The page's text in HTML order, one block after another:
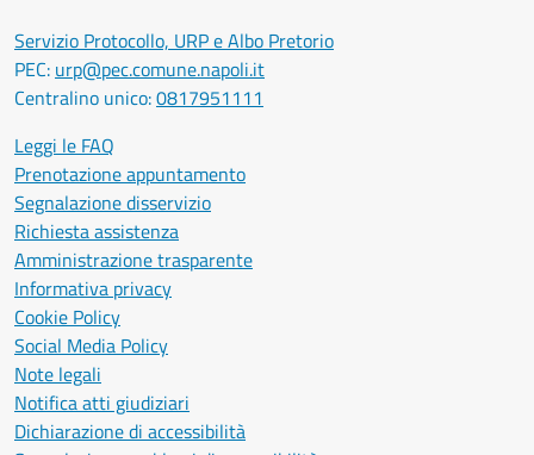
Servizio Protocollo, URP e Albo Pretorio
PEC: urp@pec.comune.napoli.it
Centralino unico:0817951111
Leggi le FAQ
Prenotazione appuntamento
Segnalazione disservizio
Richiesta assistenza
Amministrazione trasparente
Informativa privacy
Cookie Policy
Social Media Policy
Note legali
Notifica atti giudiziari
Dichiarazione di accessibilità